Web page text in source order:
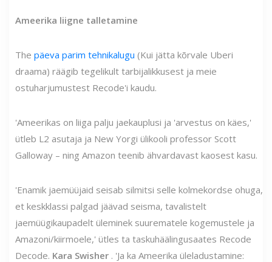
Ameerika liigne talletamine
The päeva parim tehnikalugu (Kui jätta kõrvale Uberi
draama) räägib tegelikult tarbijalikkusest ja meie
ostuharjumustest Recode'i kaudu.
'Ameerikas on liiga palju jaekauplusi ja 'arvestus on käes,'
ütleb L2 asutaja ja New Yorgi ülikooli professor Scott
Galloway – ning Amazon teenib ähvardavast kaosest kasu.
'Enamik jaemüüjaid seisab silmitsi selle kolmekordse ohuga,
et keskklassi palgad jäävad seisma, tavalistelt
jaemüügikaupadelt üleminek suurematele kogemustele ja
Amazoni/kiirmoele,' ütles ta taskuhäälingusaates Recode
Decode. Kara Swisher . 'Ja ka Ameerika üleladustamine: